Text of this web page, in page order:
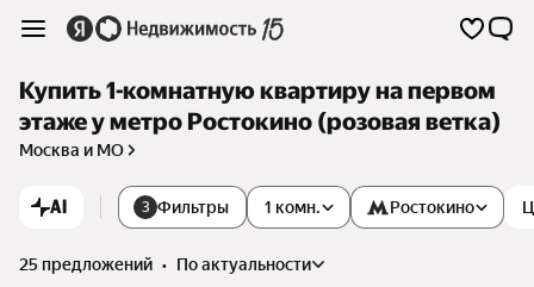
Купить 1-комнатную квартиру на первом
этаже у метро Ростокино (розовая ветка)
Москва и МО
AI 3 Фильтры 1 комн. Ростокино
25 предложений •
по актуальности